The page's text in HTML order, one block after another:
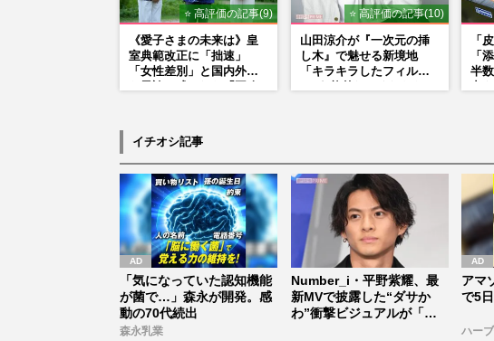
⭐ 高評価の記事(9)
《愛子さまの未来は》皇
室典範改正に「拙速」
「女性差別」と国内外か
⭐ 高評価の記事(10)
山田涼介が『一次元の挿
し木』で魅せる新境地
「キラキラしたフィルタ
「
「
半
イチオシ記事
「気になっていた認知機能
が菌で…」森永が開発。感
動の70代続出
森永乳業
Number_i・平野紫耀、最
新MVで披露した“ダサか
わ”衝撃ビジュアルが「本
アマ
で5
ハー